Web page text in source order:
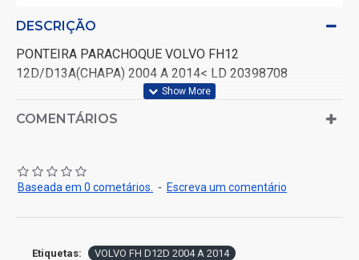
DESCRIÇÃO
PONTEIRA PARACHOQUE VOLVO FH12
12D/D13A(CHAPA) 2004 A 2014< LD 20398708
COMENTÁRIOS
Baseada em 0 cometários. - Escreva um comentário
Etiquetas: VOLVO FH D12D 2004 A 2014